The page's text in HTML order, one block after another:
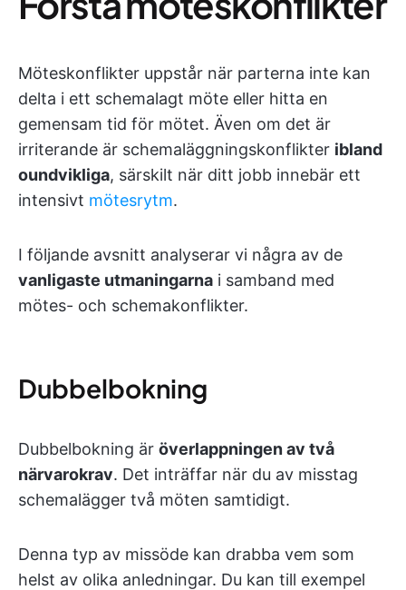
Möteskonflikter uppstår när parterna inte kan
delta i ett schemalagt möte eller hitta en
gemensam tid för mötet. Även om det är
irriterande är schemaläggningskonflikter ibland
oundvikliga, särskilt när ditt jobb innebär ett
intensivt mötesrytm.
I följande avsnitt analyserar vi några av de
vanligaste utmaningarna i samband med
mötes- och schemakonflikter.
Dubbelbokning
Dubbelbokning är överlappningen av två
närvarokrav. Det inträffar när du av misstag
schemalägger två möten samtidigt.
Denna typ av missöde kan drabba vem som
helst av olika anledningar. Du kan till exempel